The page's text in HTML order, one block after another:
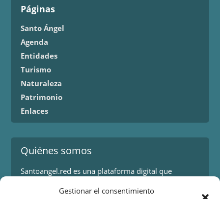
Gestionar el consentimiento
Páginas
Santo Ángel
Agenda
Entidades
Turismo
Naturaleza
Patrimonio
Enlaces
Quiénes somos
Santoangel.red es una plataforma digital que